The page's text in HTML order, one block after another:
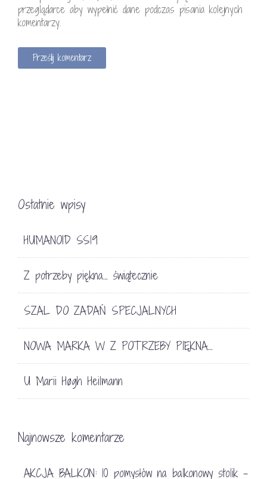
przeglądarce aby wypełnić dane podczas pisania kolejnych
komentarzy.
Ostatnie wpisy
HUMANOID SS19
Z potrzeby piękna… świątecznie
SZAL DO ZADAŃ SPECJALNYCH
NOWA MARKA W Z POTRZEBY PIĘKNA…
U Marii Høgh Heilmann
Najnowsze komentarze
AKCJA BALKON: 10 pomysłów na balkonowy stolik -